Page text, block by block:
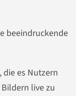
beeindruckende
die es Nutzern
live zu